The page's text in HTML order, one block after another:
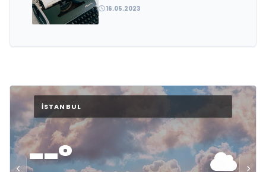
16.05.2023
--°